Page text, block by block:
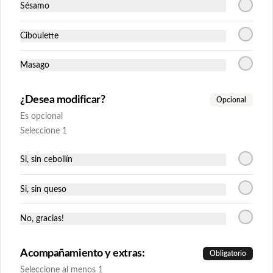
Huancaína Maki
huancaína y coronada con papas al hilo
$10.739
Máncora
Relleno: camarón apanado, queso crema
acevichado (9piezas).
Sésamo
Ciboulette
Masago
¿Desea modificar? Opcional
Es opcional
Seleccione 1
Si, sin cebollín
Si, sin queso
No, gracias!
Acompañamiento y extras: Obligatorio
Seleccione al menos 1